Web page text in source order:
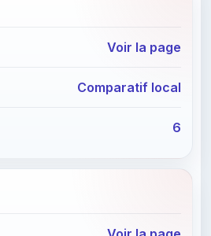
Voir la page
Comparatif local
6